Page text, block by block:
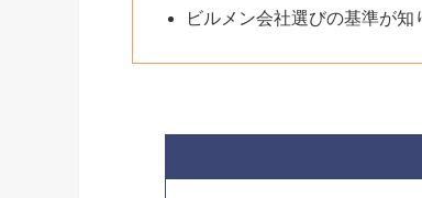
ビルメン会社選びの基準が知